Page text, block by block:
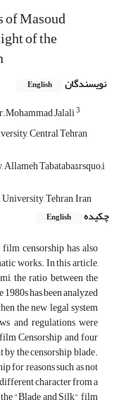
Masoud
of the
نویسندگان English
Jalali3
Central Tehran
Tabataba&rsquo;i
Tehran, Iran
چکیده
English
censorship has also
works. In this article,
the ratio between the
has been analyzed
the new legal system
and regulations were
Censorship and four
the censorship blade.
for reasons such as not
character from a